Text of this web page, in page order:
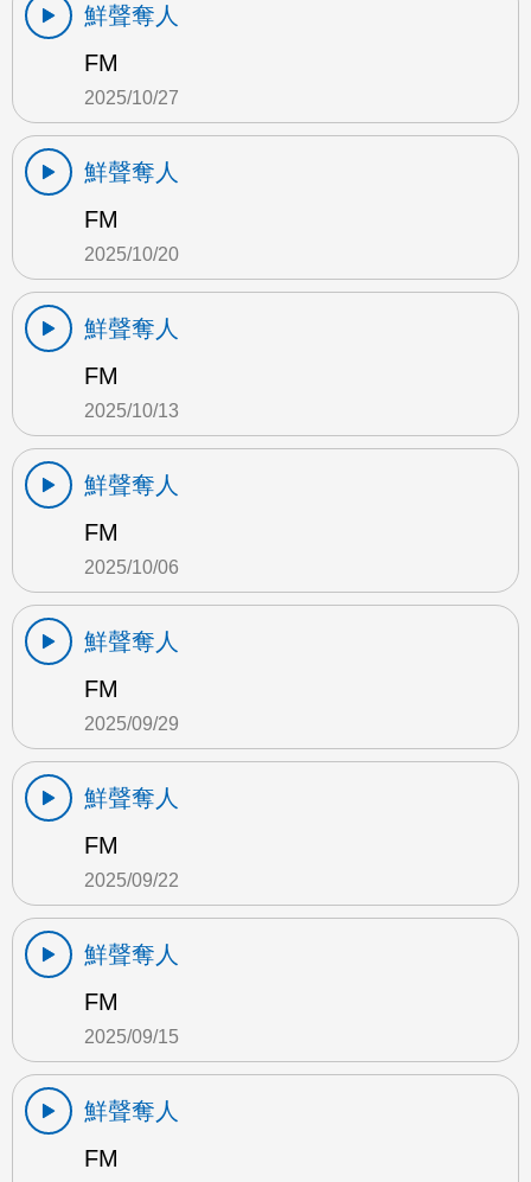
鮮聲奪人
FM
2025/10/27
鮮聲奪人
FM
2025/10/20
鮮聲奪人
FM
2025/10/13
鮮聲奪人
FM
2025/10/06
鮮聲奪人
FM
2025/09/29
鮮聲奪人
FM
2025/09/22
鮮聲奪人
FM
2025/09/15
鮮聲奪人
FM